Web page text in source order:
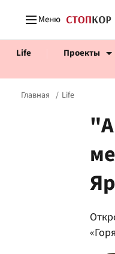
Меню
Life Проекты
Главная Life